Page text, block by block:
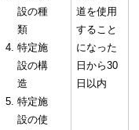
設の種
類
特定施
設の構
造
特定施
設の使
道を使用
すること
になった
日から30
日以内